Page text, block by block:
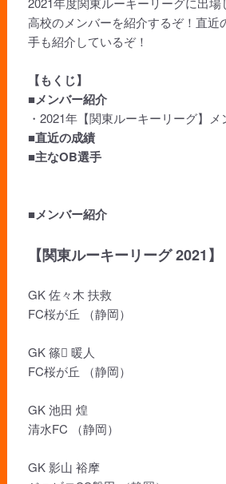
高校のメンバーを紹介するぞ！直近
手も紹介しているぞ！
【もくじ】
■メンバー紹介
・2021年【関東ルーキーリーグ】メ
■直近の成績
■主なOB選手
■メンバー紹介
【関東ルーキーリーグ 2021】
GK 佐々木 扶救
FC桜が丘 （静岡）
GK 篠 暖人
FC桜が丘 （静岡）
GK 池田 煌
清水FC （静岡）
GK 影山 裕摩